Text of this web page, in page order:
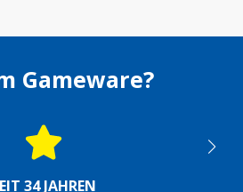
Gameware?
34 JAHREN